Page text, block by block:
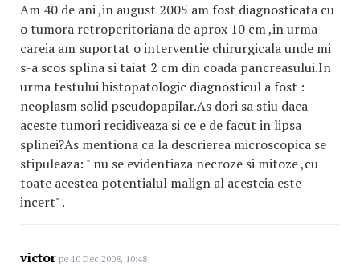
Am 40 de ani ,in august 2005 am fost diagnosticata cu
o tumora retroperitoriana de aprox 10 cm ,in urma
careia am suportat o interventie chirurgicala unde mi
s-a scos splina si taiat 2 cm din coada pancreasului.In
urma testului histopatologic diagnosticul a fost :
neoplasm solid pseudopapilar.As dori sa stiu daca
aceste tumori recidiveaza si ce e de facut in lipsa
splinei?As mentiona ca la descrierea microscopica se
stipuleaza: " nu se evidentiaza necroze si mitoze ,cu
toate acestea potentialul malign al acesteia este
incert" .
victor pe 10 Dec 2008, 10:48